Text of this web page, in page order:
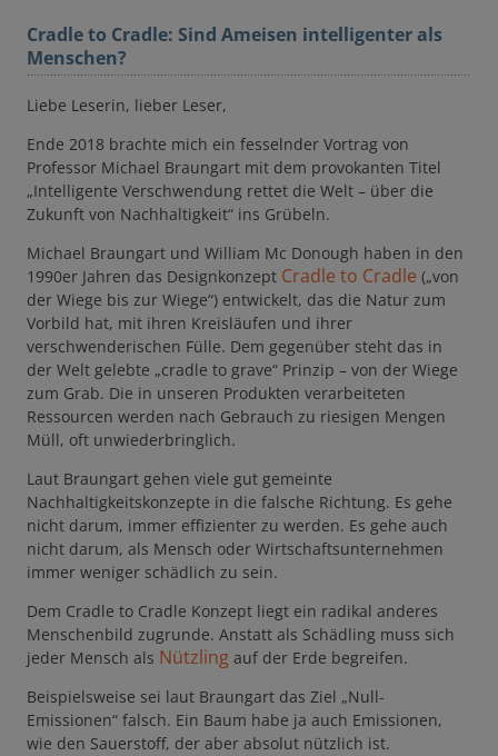
Cradle to Cradle: Sind Ameisen intelligenter als
Menschen?
Liebe Leserin, lieber Leser,
Ende 2018 brachte mich ein fesselnder Vortrag von
Professor Michael Braungart mit dem provokanten Titel
„Intelligente Verschwendung rettet die Welt – über die
Zukunft von Nachhaltigkeit“ ins Grübeln.
Michael Braungart und William Mc Donough haben in den
1990er Jahren das Designkonzept Cradle to Cradle („von
der Wiege bis zur Wiege“) entwickelt, das die Natur zum
Vorbild hat, mit ihren Kreisläufen und ihrer
verschwenderischen Fülle. Dem gegenüber steht das in
der Welt gelebte „cradle to grave“ Prinzip – von der Wiege
zum Grab. Die in unseren Produkten verarbeiteten
Ressourcen werden nach Gebrauch zu riesigen Mengen
Müll, oft unwiederbringlich.
Laut Braungart gehen viele gut gemeinte
Nachhaltigkeitskonzepte in die falsche Richtung. Es gehe
nicht darum, immer effizienter zu werden. Es gehe auch
nicht darum, als Mensch oder Wirtschaftsunternehmen
immer weniger schädlich zu sein.
Dem Cradle to Cradle Konzept liegt ein radikal anderes
Menschenbild zugrunde. Anstatt als Schädling muss sich
jeder Mensch als Nützling auf der Erde begreifen.
Beispielsweise sei laut Braungart das Ziel „Null-
Emissionen“ falsch. Ein Baum habe ja auch Emissionen,
wie den Sauerstoff, der aber absolut nützlich ist.